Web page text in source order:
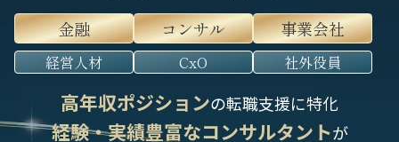
金融
コンサル 事業会社
経営人材 CxO 社外役員
高年収ポジションの転職支援に特化
経験・実績豊富なコンサルタントが